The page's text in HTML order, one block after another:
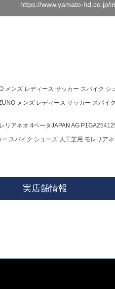
https://www.yamato-hd.co.jp/
メンズ レディース サッカー スパイク
メンズ レディース サッカー スパ
リアネオ 4ベータJAPAN AG
スパイク シューズ 人工芝用 モレリア
実店舗情報